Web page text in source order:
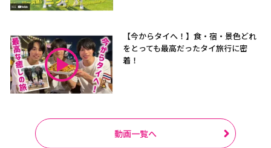
【今からタイへ！】食・宿・景色どれ
をとっても最高だったタイ旅行に密
着！
動画一覧へ